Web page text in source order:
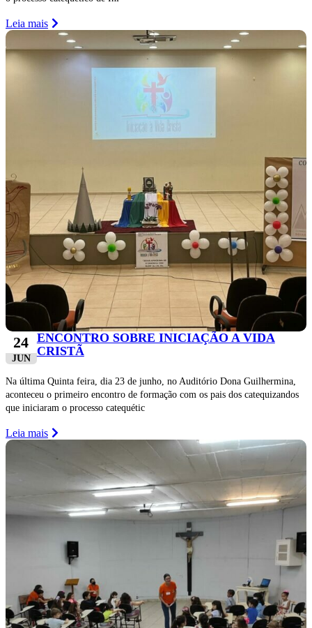
Leia mais
24
JUN
ENCONTRO SOBRE INICIAÇÃO A VIDA
CRISTÃ
Na última Quinta feira, dia 23 de junho, no Auditório Dona Guilhermina,
aconteceu o primeiro encontro de formação com os pais dos catequizandos
que iniciaram o processo catequétic
Leia mais